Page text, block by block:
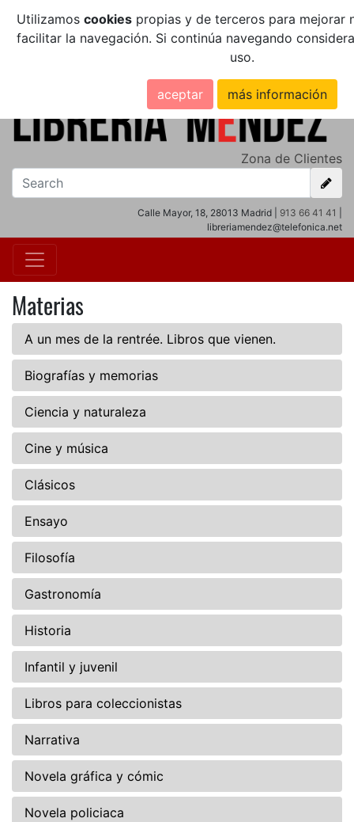
Utilizamos cookiespropias y de terceros para mejorar
facilitar la navegación. Si continúa navegando
uso.
aceptar más información
Zona de Clientes
Calle Mayor, 18, 28013 Madrid | 913 66 41 41
libreriamendez@telefonica.net
Materias
A un mes de la rentrée. Libros que vienen.
Biografías y memorias
Ciencia y naturaleza
Cine y música
Clásicos
Ensayo
Filosofía
Gastronomía
Historia
Infantil y juvenil
Libros para coleccionistas
Narrativa
Novela gráfica y cómic
Novela policiaca